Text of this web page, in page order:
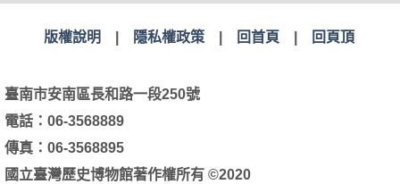
版權說明 隱私權政策| 回首頁 回頁頂
臺南市安南區長和路一段250號
電話：06-3568889
傳真：06-3568895
國立臺灣歷史博物館著作權所有 ©2020